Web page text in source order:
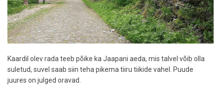
Kaardil olev rada teeb põike ka Jaapani aeda, mis talvel võib olla
suletud, suvel saab siin teha pikema tiiru tiikide vahel. Puude
juures on julged oravad.